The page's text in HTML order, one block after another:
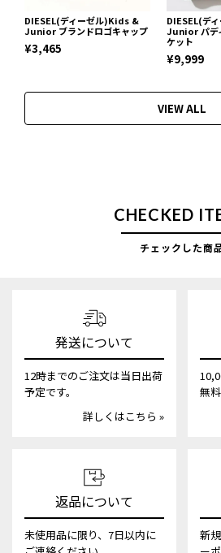
DIESEL(ディーゼル)Kids &
Junior ブランドロゴキャップ
¥3,465
DIESEL(デ
Junior パデ
ケット
¥9,999
VIEW ALL
CHECKED
チェックした商
発送について
12時までのご注文は当日出荷
予定です。
詳しくはこちら »
無
返品について
未使用品に限り、7日以内に
新